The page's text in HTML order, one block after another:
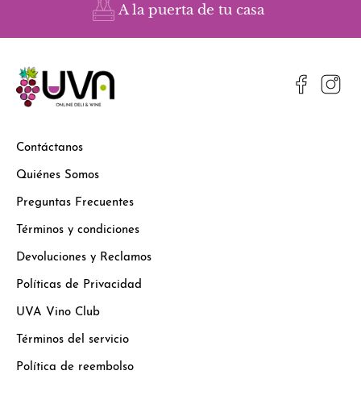
A la puerta de tu casa
Contáctanos
Quiénes Somos
Preguntas Frecuentes
Términos y condiciones
Devoluciones y Reclamos
Políticas de Privacidad
UVA Vino Club
Términos del servicio
Política de reembolso